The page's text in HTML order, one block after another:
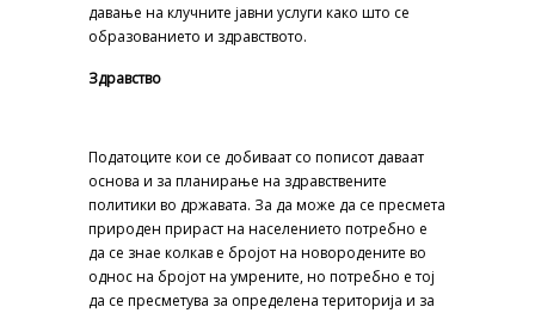
давање на клучните јавни услуги како што се
образованието и здравството.
Здравство
Податоците кои се добиваат со пописот даваат
основа и за планирање на здравствените
политики во државата. За да може да се пресмета
природен прираст на населението потребно е
да се знае колкав е бројот на новородените во
однос на бројот на умрените, но потребно е тој
да се пресметува за определена територија и за